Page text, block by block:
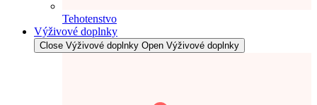
Tehotenstvo
Výživové doplnky
Close Výživové doplnky Open Výživové doplnky